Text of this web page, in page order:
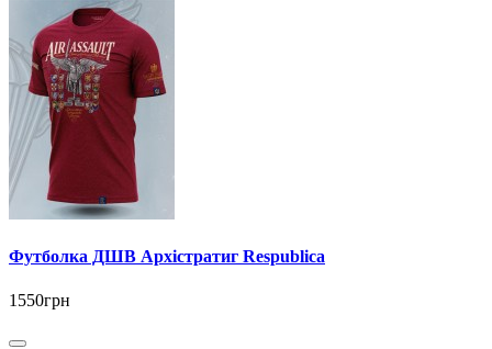
Футболка ДШВ Архістратиг Respublica
1550грн